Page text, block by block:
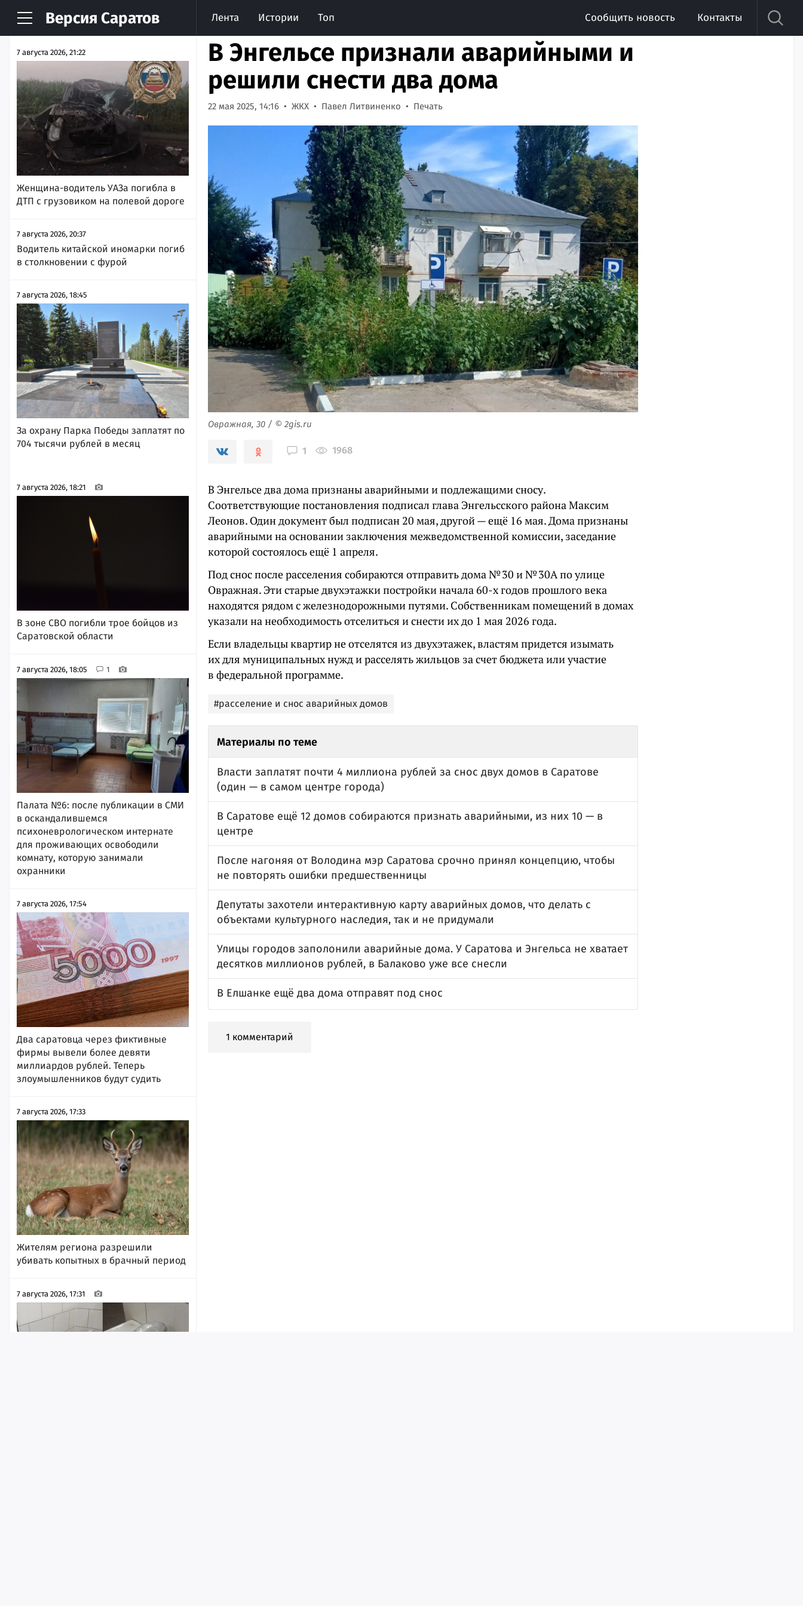
Версия Саратов Лента Истории Топ Сообщить новость Контакты
НОВОСТИ АРХИВ
7 августа 2026, 21:22
Женщина-водитель УАЗа погибла в
ДТП с грузовиком на полевой дороге
7 августа 2026, 20:37
Водитель китайской иномарки погиб
в столкновении с фурой
7 августа 2026, 18:45
За охрану Парка Победы заплатят по
704 тысячи рублей в месяц
7 августа 2026, 18:21
В зоне СВО погибли трое бойцов из
Саратовской области
7 августа 2026, 18:05 1
Палата №6: после публикации в СМИ
в оскандалившемся
психоневрологическом интернате
для проживающих освободили
комнату, которую занимали
охранники
7 августа 2026, 17:54
Два саратовца через фиктивные
фирмы вывели более девяти
миллиардов рублей. Теперь
злоумышленников будут судить
7 августа 2026, 17:33
Жителям региона разрешили
убивать копытных в брачный период
7 августа 2026, 17:31
В Энгельсе признали аварийными и
решили снести два дома
22 мая 2025, 14:16 ЖКХ Павел Литвиненко Печать
Овражная, 30 / © 2gis.ru
1 1968
В Энгельсе два дома признаны аварийными и подлежащими сносу.
Соответствующие постановления подписал глава Энгельсского района Максим
Леонов. Один документ был подписан 20 мая, другой — ещё 16 мая. Дома признаны
аварийными на основании заключения межведомственной комиссии, заседание
которой состоялось ещё 1 апреля.
Под снос после расселения собираются отправить дома № 30 и № 30А по улице
Овражная. Эти старые двухэтажки постройки начала 60-х годов прошлого века
находятся рядом с железнодорожными путями. Собственникам помещений в домах
указали на необходимость отселиться и снести их до 1 мая 2026 года.
Если владельцы квартир не отселятся из двухэтажек, властям придется изымать
их для муниципальных нужд и расселять жильцов за счет бюджета или участие
в федеральной программе.
#расселение и снос аварийных домов
Материалы по теме
Власти заплатят почти 4 миллиона рублей за снос двух домов в Саратове
(один — в самом центре города)
В Саратове ещё 12 домов собираются признать аварийными, из них 10 — в
центре
После нагоняя от Володина мэр Саратова срочно принял концепцию, чтобы
не повторять ошибки предшественницы
Депутаты захотели интерактивную карту аварийных домов, что делать с
объектами культурного наследия, так и не придумали
Улицы городов заполонили аварийные дома. У Саратова и Энгельса не хватает
десятков миллионов рублей, в Балаково уже все снесли
В Елшанке ещё два дома отправят под снос
1 комментарий